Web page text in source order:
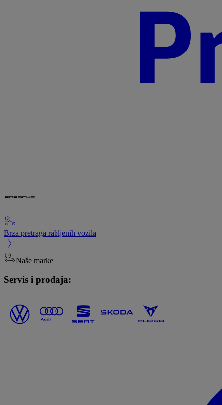
Brza pretraga rabljenih vozila
Naše marke
Servis i prodaja: